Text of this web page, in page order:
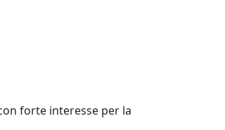
forte interesse per la